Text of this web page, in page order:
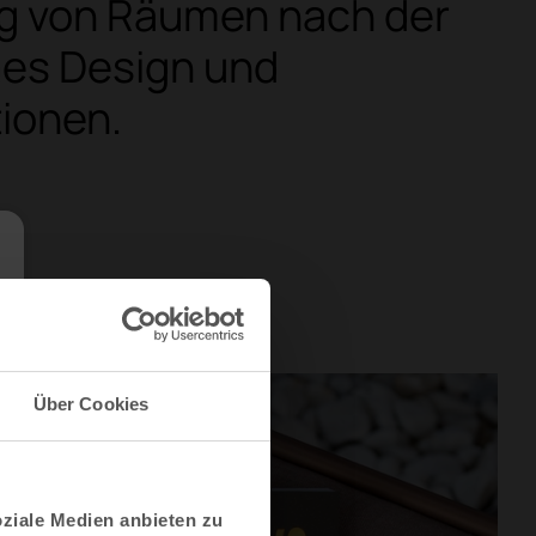
Über Cookies
Medien anbieten zu
Räumen nach der
Design und